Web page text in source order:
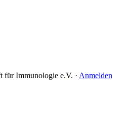
für Immunologie e.V. · Anmelden